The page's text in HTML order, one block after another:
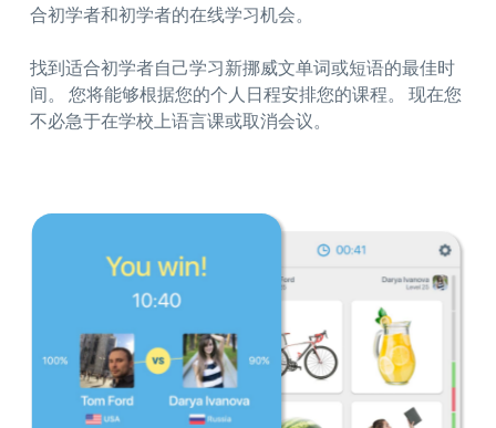
合初学者和初学者的在线学习机会。
找到适合初学者自己学习新挪威文单词或短语的最佳时
间。 您将能够根据您的个人日程安排您的课程。 现在您
不必急于在学校上语言课或取消会议。